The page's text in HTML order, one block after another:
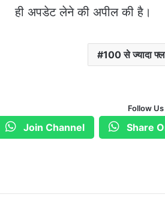
ही अपडेट लेने की अपील की है।
100 से ज्यादा
Follow
Join Channel Share